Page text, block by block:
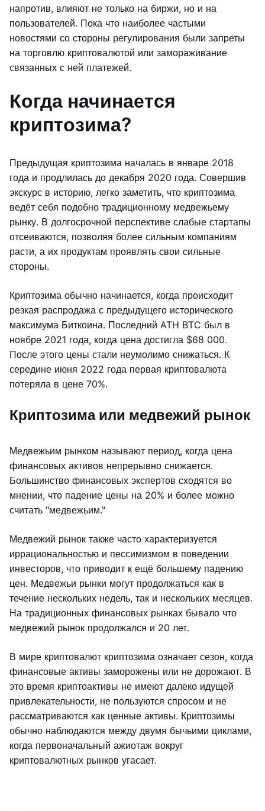
напротив, влияют не только на биржи, но и на
пользователей. Пока что наиболее частыми
новостями со стороны регулирования были запреты
на торговлю криптовалютой или замораживание
связанных с ней платежей.
Когда начинается
криптозима?
Предыдущая криптозима началась в январе 2018
года и продлилась до декабря 2020 года. Совершив
экскурс в историю, легко заметить, что криптозима
ведёт себя подобно традиционному медвежьему
рынку. В долгосрочной перспективе слабые стартапы
отсеиваются, позволяя более сильным компаниям
расти, а их продуктам проявлять свои сильные
стороны.
Криптозима обычно начинается, когда происходит
резкая распродажа с предыдущего исторического
максимума Биткоина. Последний ATH BTC был в
ноябре 2021 года, когда цена достигла $68 000.
После этого цены стали неумолимо снижаться. К
середине июня 2022 года первая криптовалюта
потеряла в цене 70%.
Криптозима или медвежий рынок
Медвежьим рынком называют период, когда цена
финансовых активов непрерывно снижается.
Большинство финансовых экспертов сходятся во
мнении, что падение цены на 20% и более можно
считать "медвежьим."
Медвежий рынок также часто характеризуется
иррациональностью и пессимизмом в поведении
инвесторов, что приводит к ещё большему падению
цен. Медвежьи рынки могут продолжаться как в
течение нескольких недель, так и нескольких месяцев.
На традиционных финансовых рынках бывало что
медвежий рынок продолжался и 20 лет.
В мире криптовалют криптозима означает сезон, когда
финансовые активы заморожены или не дорожают. В
это время криптоактивы не имеют далеко идущей
привлекательности, не пользуются спросом и не
рассматриваются как ценные активы. Криптозимы
обычно наблюдаются между двумя бычьими циклами,
когда первоначальный ажиотаж вокруг
криптовалютных рынков угасает.